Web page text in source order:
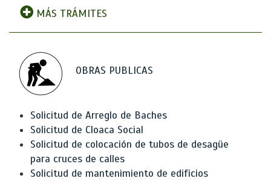
MÁS TRÁMITES
OBRAS PUBLICAS
Solicitud de Arreglo de Baches
Solicitud de Cloaca Social
Solicitud de colocación de tubos de desagüe
para cruces de calles
Solicitud de mantenimiento de edificios